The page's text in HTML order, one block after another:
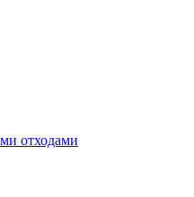
отходами